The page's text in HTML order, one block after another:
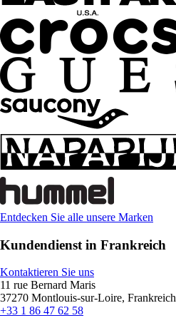
Entdecken Sie alle unsere Marken
Kundendienst in Frankreich
Kontaktieren Sie uns
11 rue Bernard Maris
37270 Montlouis-sur-Loire, Frankreich
+33 1 86 47 62 58